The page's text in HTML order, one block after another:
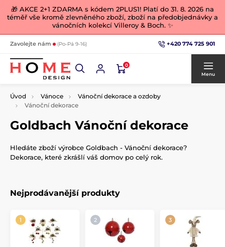
🎁 AKCE 2+1 ZDARMA s kódem 2PLUS1! Platí do 31. 8. 2026 na
téměř vše kromě zlevněného zboží, zboží na předobjednávky a
vánočních kolekcí Villeroy & Boch. ✨
Zavolejte nám (Po-Pá 9-16) +420 774 725 901
0
Menu
Úvod Vánoce
Vánoční dekorace a ozdoby
Vánoční dekorace
Goldbach Vánoční dekorace
Hledáte zboží výrobce Goldbach - Vánoční dekorace?
Dekorace, které zkrášlí váš domov po celý rok.
Nejprodávanější produkty